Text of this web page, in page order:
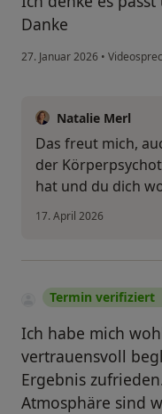
Danke
27. Januar 2026 •
Natalie Merl
Das freut mich,
der
hat und du dich
17. April 2026
Termin verifiziert
Ich habe mich
vertrauensvoll
Ergebnis
Atmosphäre sind